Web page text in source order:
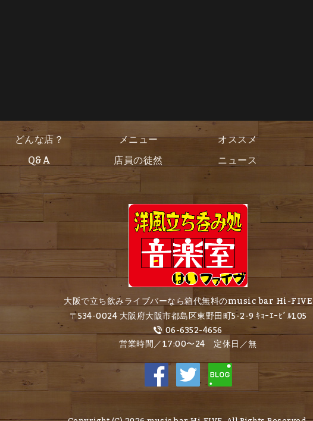
どんな店？ メニュー オススメ
Q&A 店員の徒然 ニュース
大阪で立ち飲みライブバーなら箱代無料のmusic bar Hi-FIVE
〒534-0024 大阪府大阪市都島区東野田町5-2-9 ｷｮｰｴｰﾋﾞﾙ105
06-6352-4656
営業時間／17:00〜24 定休日／無